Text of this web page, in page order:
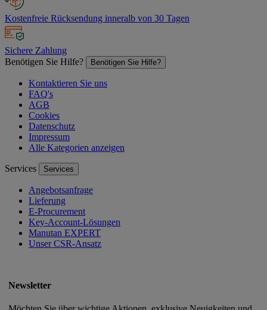
Kostenfreie Rücksendung inneralb von 30 Tagen
Sichere Zahlung
Benötigen Sie Hilfe?
Benötigen Sie Hilfe?
Kontaktieren Sie uns
FAQ's
AGB
Cookies
Datenschutz
Impressum
Alle Kategorien anzeigen
Services Services
Angebotsanfrage
Lieferung
E-Procurement
Key-Account-Lösungen
Manutan EXPERT
Unser CSR-Ansatz
Newsletter